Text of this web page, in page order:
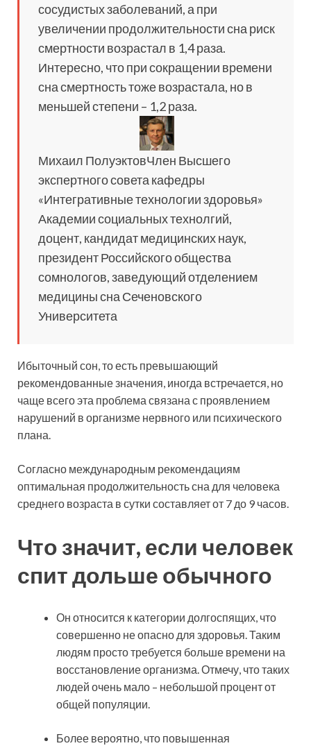
сосудистых заболеваний, а при
увеличении продолжительности сна риск
смертности возрастал в 1,4 раза.
Интересно, что при сокращении времени
сна смертность тоже возрастала, но в
меньшей степени – 1,2 раза.
Михаил ПолуэктовЧлен Высшего
экспертного совета кафедры
«Интегративные технологии здоровья»
Академии социальных технолгий,
доцент, кандидат медицинских наук,
президент Российского общества
сомнологов, заведующий отделением
медицины сна Сеченовского
Университета
Ибыточный сон, то есть превышающий
рекомендованные значения, иногда встречается, но
чаще всего эта проблема связана с проявлением
нарушений в организме нервного или психического
плана.
Согласно международным рекомендациям
оптимальная продолжительность сна для человека
среднего возраста в сутки составляет от 7 до 9 часов.
Что значит, если человек
спит дольше обычного
Он относится к категории долгоспящих, что
совершенно не опасно для здоровья. Таким
людям просто требуется больше времени на
восстановление организма. Отмечу, что таких
людей очень мало – небольшой процент от
общей популяции.
Более вероятно, что повышенная